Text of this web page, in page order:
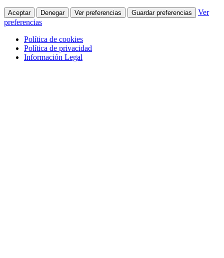
Aceptar Denegar Ver preferencias Guardar preferencias
Ver
preferencias
Política de cookies
Política de privacidad
Información Legal